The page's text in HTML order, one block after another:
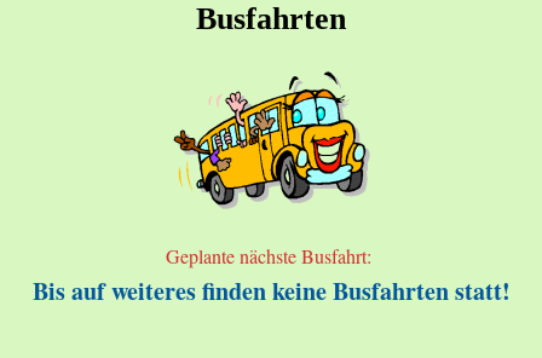
Busfahrten
Geplante nächste Busfahrt:
Bis auf weiteres finden keine Busfahrten statt!